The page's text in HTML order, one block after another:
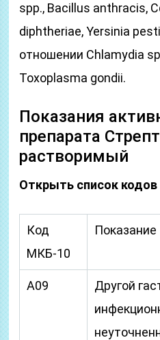
spp., Bacillus anthracis,
diphtheriae, Yersinia
отношении Chlamydia
Toxoplasma gondii.
Показания
препарата
растворимый
Открыть список
Код
МКБ-10
Показание
A09
Другой